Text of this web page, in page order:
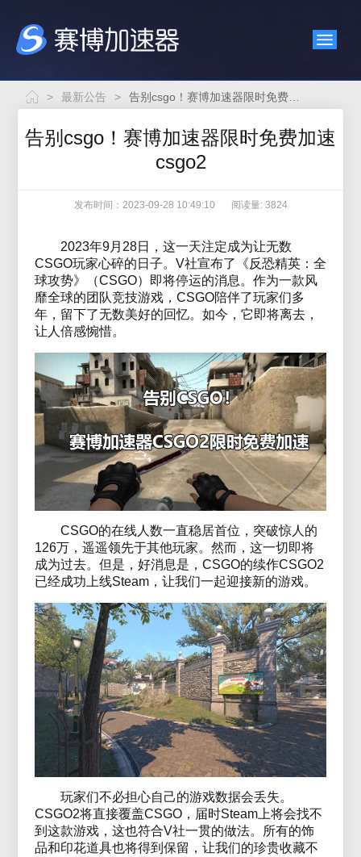
> 最新公告 >
告别csgo！赛博加速器限时免费加速
csgo2
发布时间：2023-09-28 10:49:10 阅读量: 3824
2023年9月28日，这一天注定成为让无数
CSGO玩家心碎的日子。V社宣布了《反恐精英：全
球攻势》（CSGO）即将停运的消息。作为一款风
靡全球的团队竞技游戏，CSGO陪伴了玩家们多
年，留下了无数美好的回忆。如今，它即将离去，
让人倍感惋惜。
CSGO的在线人数一直稳居首位，突破惊人的
126万，遥遥领先于其他玩家。然而，这一切即将
成为过去。但是，好消息是，CSGO的续作CSGO2
已经成功上线Steam，让我们一起迎接新的游戏。
玩家们不必担心自己的游戏数据会丢失。
CSGO2将直接覆盖CSGO，届时Steam上将会找不
到这款游戏，这也符合V社一贯的做法。所有的饰
品和印花道具也将得到保留，让我们的珍贵收藏不